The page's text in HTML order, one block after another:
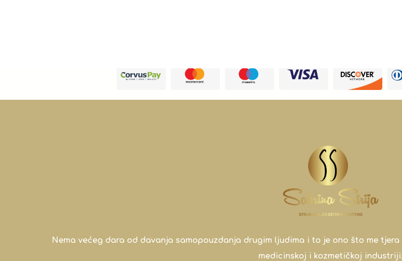
Nema većeg dara od davanja samopouzdanja drugim ljudima i to je ono što me
medicinskoj i kozmetičkoj industriji.